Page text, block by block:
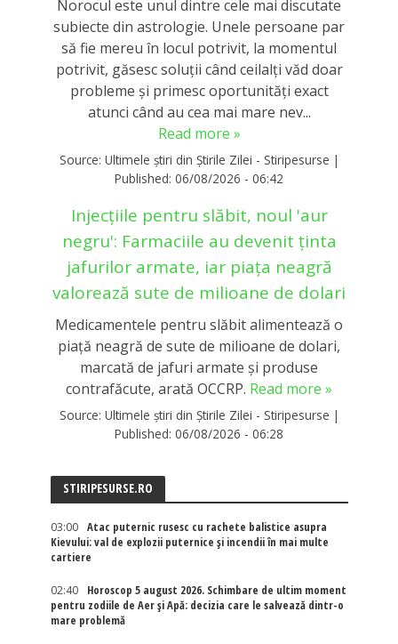
Norocul este unul dintre cele mai discutate
subiecte din astrologie. Unele persoane par
să fie mereu în locul potrivit, la momentul
potrivit, găsesc soluții când ceilalți văd doar
probleme și primesc oportunități exact
atunci când au cea mai mare nev...
Read more »
Source: Ultimele știri din Știrile Zilei - Stiripesurse |
Published: 06/08/2026 - 06:42
Injecțiile pentru slăbit, noul 'aur
negru': Farmaciile au devenit ținta
jafurilor armate, iar piața neagră
valorează sute de milioane de dolari
Medicamentele pentru slăbit alimentează o
piață neagră de sute de milioane de dolari,
marcată de jafuri armate și produse
contrafăcute, arată OCCRP. Read more »
Source: Ultimele știri din Știrile Zilei - Stiripesurse |
Published: 06/08/2026 - 06:28
STIRIPESURSE.RO
03:00
Atac puternic rusesc cu rachete balistice asupra
Kievului: val de explozii puternice și incendii în mai multe
cartiere
02:40
Horoscop 5 august 2026. Schimbare de ultim moment
pentru zodiile de Aer și Apă: decizia care le salvează dintr-o
mare problemă